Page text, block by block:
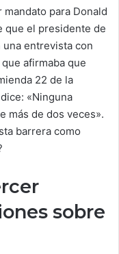
para Donald
que el presidente de
una entrevista con
afirmaba que
22 de la
«Ninguna
más de dos veces».
barrera como
sobre